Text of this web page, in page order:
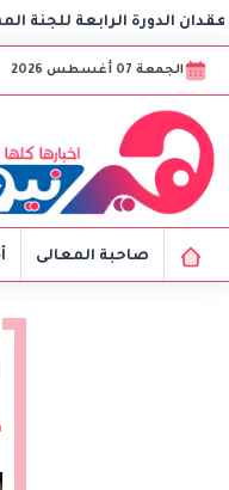
المشتركة وتوقعان مذكرات
الجمعة 07 أغسطس 2026
صاحبة المعالى